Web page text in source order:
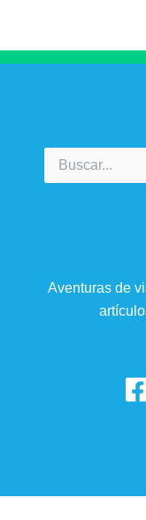
por:
Aventuras de